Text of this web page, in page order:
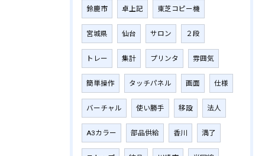
鈴鹿市 卓上記 東芝コピー機
宮城県 仙台 サロン ２段
トレー 集計 プリンタ 雰囲気
簡単操作 タッチパネル 画面 仕様
バーチャル 使い勝手 移設 法人
A3カラー 部品供給 香川 満了